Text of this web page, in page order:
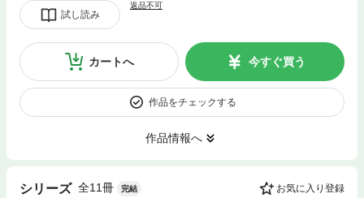
試し読み
返品不可
カートへ 今すぐ買う
作品をチェックする
作品情報へ
シリーズ 全11冊 完結 お気に入り登録